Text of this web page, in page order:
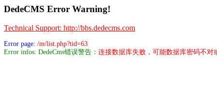
DedeCMS Error Warning!
Technical Support: http://bbs.dedecms.com
Error page: /m/list.php?tid=63
Error infos: DedeCms错误警告： 连接数据库失败，可能数据库密码不对